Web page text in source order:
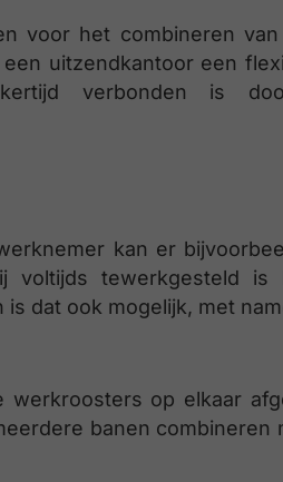
voor het combineren van
uitzendkantoor een
verbonden is
kan er
voltijds tewerkgesteld is
dat ook mogelijk, met
op elkaar
banen combineren